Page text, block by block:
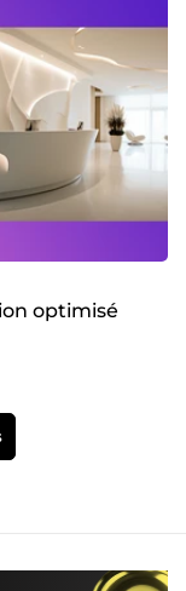
optimisé